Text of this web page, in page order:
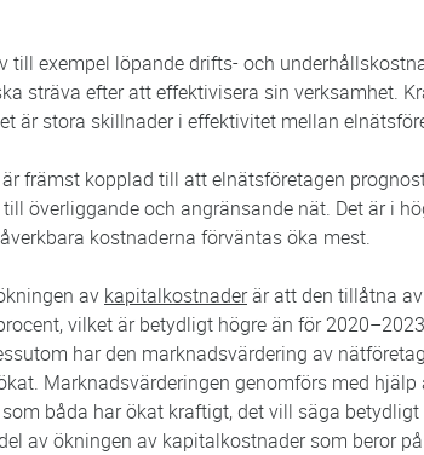
till exempel löpande drifts- och
sträva efter att effektivisera sin verksamhet.
är stora skillnader i effektivitet mellan
främst kopplad till att elnätsföretagen
överliggande och angränsande nät. Det är i
kostnaderna förväntas öka mest.
av kapitalkostnaderär att den tillåtna
vilket är betydligt högre än för
har den marknadsvärdering av
Marknadsvärderingen genomförs med hjälp
båda har ökat kraftigt, det vill säga
av ökningen av kapitalkostnader som beror